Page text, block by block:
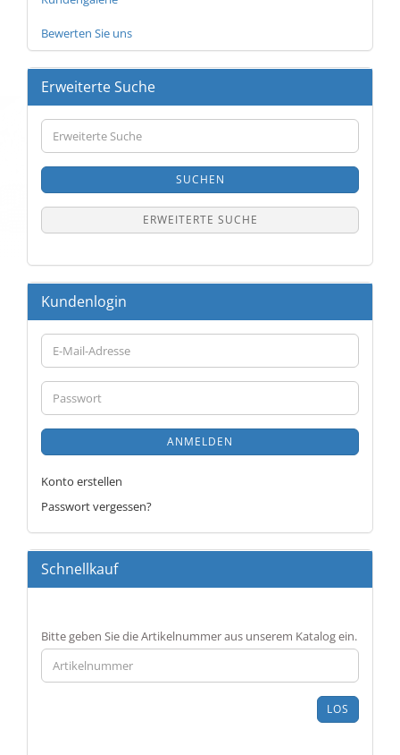
Bewerten Sie uns
Erweiterte Suche
Erweiterte
Suche
SUCHEN
ERWEITERTE SUCHE
Kundenlogin
E-
Mail-
Adresse
Passwort
ANMELDEN
Konto erstellen
Passwort vergessen?
Schnellkauf
BITTE
GEBEN
SIE
DIE
Bitte geben Sie die Artikelnummer aus unserem Katalog ein.
LOS